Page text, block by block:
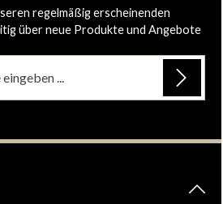
regelmäßig erscheinenden
über neue Produkte und Angebote
zur Kenntnis